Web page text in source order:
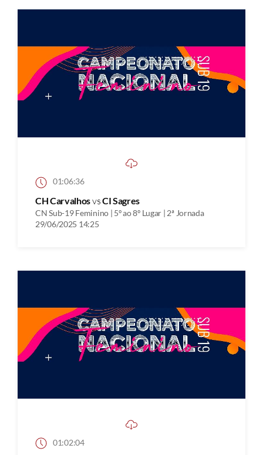
01:06:36
CH CarvalhosvsCI Sagres
CN Sub-19 Feminino | 5º ao 8º Lugar | 2ª Jornada
29/06/2025 14:25
01:02:04